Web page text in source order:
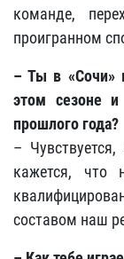
команде,
проигранном
– Ты в «Сочи»
этом сезоне
прошлого года?
–
кажется, что
составом наш